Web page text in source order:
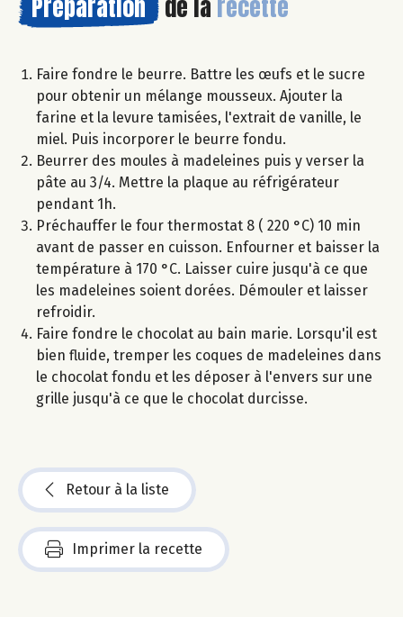
Préparation de la recette
Faire fondre le beurre. Battre les œufs et le sucre
pour obtenir un mélange mousseux. Ajouter la
farine et la levure tamisées, l'extrait de vanille, le
miel. Puis incorporer le beurre fondu.
Beurrer des moules à madeleines puis y verser la
pâte au 3/4. Mettre la plaque au réfrigérateur
pendant 1h.
Préchauffer le four thermostat 8 ( 220 °C) 10 min
avant de passer en cuisson. Enfourner et baisser la
température à 170 °C. Laisser cuire jusqu'à ce que
les madeleines soient dorées. Démouler et laisser
refroidir.
Faire fondre le chocolat au bain marie. Lorsqu'il est
bien fluide, tremper les coques de madeleines dans
le chocolat fondu et les déposer à l'envers sur une
grille jusqu'à ce que le chocolat durcisse.
Retour à la liste
Imprimer la recette